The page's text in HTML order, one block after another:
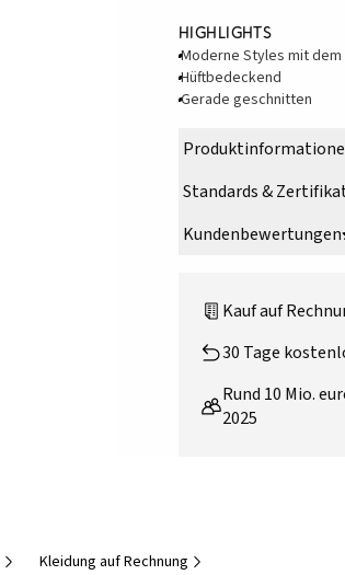
Highlights
Moderne Styles mit dem
Hüftbedeckend
Gerade geschnitten
Standards &
Kundenbewertungen
Kauf auf
30 Tage
Rund 10 Mio.
2025
Kleidung auf Rechnung